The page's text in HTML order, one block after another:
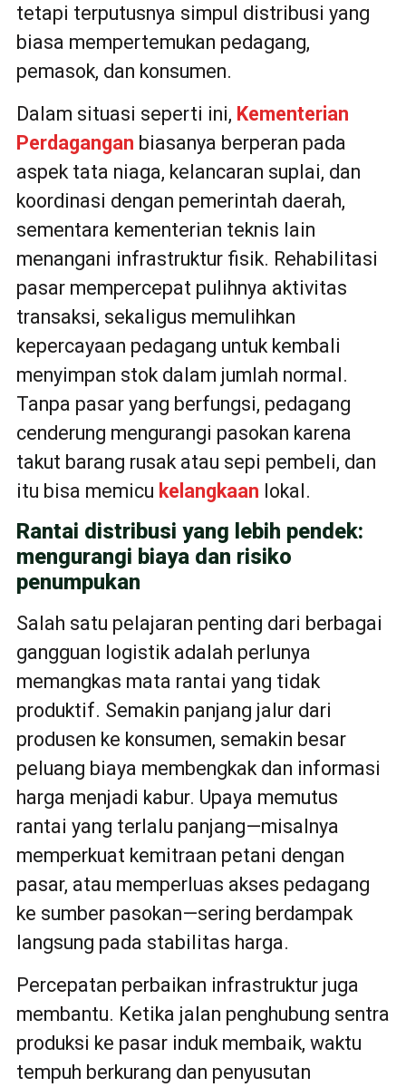
tetapi terputusnya simpul distribusi yang
biasa mempertemukan pedagang,
pemasok, dan konsumen.
Dalam situasi seperti ini, Kementerian
Perdagangan biasanya berperan pada
aspek tata niaga, kelancaran suplai, dan
koordinasi dengan pemerintah daerah,
sementara kementerian teknis lain
menangani infrastruktur fisik. Rehabilitasi
pasar mempercepat pulihnya aktivitas
transaksi, sekaligus memulihkan
kepercayaan pedagang untuk kembali
menyimpan stok dalam jumlah normal.
Tanpa pasar yang berfungsi, pedagang
cenderung mengurangi pasokan karena
takut barang rusak atau sepi pembeli, dan
itu bisa memicu kelangkaan lokal.
Rantai distribusi yang lebih pendek:
mengurangi biaya dan risiko
penumpukan
Salah satu pelajaran penting dari berbagai
gangguan logistik adalah perlunya
memangkas mata rantai yang tidak
produktif. Semakin panjang jalur dari
produsen ke konsumen, semakin besar
peluang biaya membengkak dan informasi
harga menjadi kabur. Upaya memutus
rantai yang terlalu panjang—misalnya
memperkuat kemitraan petani dengan
pasar, atau memperluas akses pedagang
ke sumber pasokan—sering berdampak
langsung pada stabilitas harga.
Percepatan perbaikan infrastruktur juga
membantu. Ketika jalan penghubung sentra
produksi ke pasar induk membaik, waktu
tempuh berkurang dan penyusutan